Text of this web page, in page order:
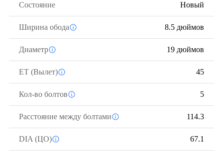
Состояние Новый
Ширина обода 8.5 дюймов
Диаметр 19 дюймов
ЕТ (Вылет) 45
Кол-во болтов 5
Расстояние между болтами 114.3
DIA (ЦО) 67.1